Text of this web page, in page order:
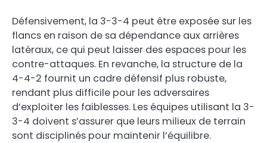
Défensivement, la 3-3-4 peut être exposée sur les
flancs en raison de sa dépendance aux arrières
latéraux, ce qui peut laisser des espaces pour les
contre-attaques. En revanche, la structure de la
4-4-2 fournit un cadre défensif plus robuste,
rendant plus difficile pour les adversaires
d’exploiter les faiblesses. Les équipes utilisant la 3-
3-4 doivent s’assurer que leurs milieux de terrain
sont disciplinés pour maintenir l’équilibre.